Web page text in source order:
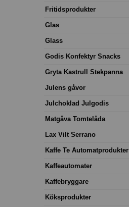
Fritidsprodukter
Glas
Glass
Godis Konfektyr Snacks
Gryta Kastrull Stekpanna
Julens gåvor
Julchoklad Julgodis
Matgåva Tomtelåda
Lax Vilt Serrano
Kaffe Te Automatprodukter
Kaffeautomater
Kaffebryggare
Köksprodukter